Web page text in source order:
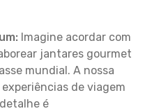
Imagine acordar com
jantares gourmet
mundial. A nossa
de viagem
é